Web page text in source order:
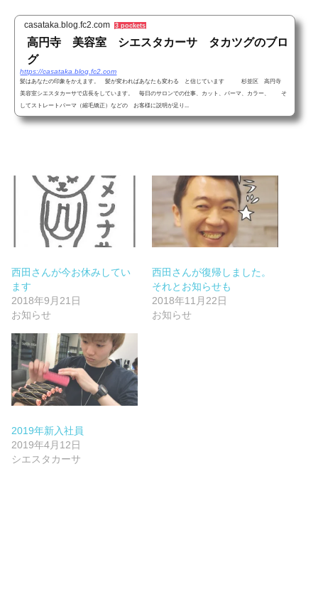
casataka.blog.fc2.com 3 pockets
高円寺 美容室 シエスタカーサ タカツグのブロ
グ
https://casataka.blog.fc2.com
髪はあなたの印象をかえます。 髪が変わればあなたも変わる と信じています 杉並区 高円寺
美容室シエスタカーサで店長をしています。 毎日のサロンでの仕事、カット、パーマ、カラー、 そ
してストレートパーマ（縮毛矯正）などの お客様に説明が足り...
西田さんが今お休みしてい
ます
2018年9月21日
お知らせ
西田さんが復帰しました。
それとお知らせも
2018年11月22日
お知らせ
2019年新入社員
2019年4月12日
シエスタカーサ